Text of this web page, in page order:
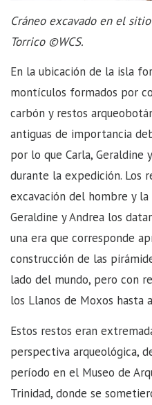
Cráneo excavado en el
Torrico ©WCS.
En la ubicación de la isla
montículos formados por
carbón y restos
antiguas de importancia
por lo que Carla, Geraldine
durante la expedición. Los
excavación del hombre y
Geraldine y Andrea los
una era que corresponde
construcción de las
lado del mundo, pero con
los Llanos de Moxos hasta
Estos restos eran
perspectiva arqueológica,
período en el Museo de
Trinidad, donde se